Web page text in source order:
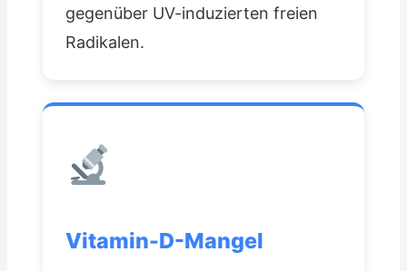
gegenüber UV-induzierten freien
Radikalen.
Vitamin-D-Mangel